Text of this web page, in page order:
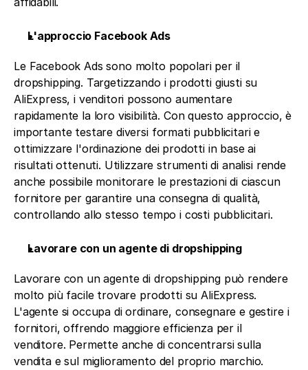
L'approccio Facebook Ads
Le Facebook Ads sono molto popolari per il
dropshipping. Targetizzando i prodotti giusti su
AliExpress, i venditori possono aumentare
rapidamente la loro visibilità. Con questo approccio, è
importante testare diversi formati pubblicitari e
ottimizzare l'ordinazione dei prodotti in base ai
risultati ottenuti. Utilizzare strumenti di analisi rende
anche possibile monitorare le prestazioni di ciascun
fornitore per garantire una consegna di qualità,
controllando allo stesso tempo i costi pubblicitari.
Lavorare con un agente di dropshipping
Lavorare con un agente di dropshipping può rendere
molto più facile trovare prodotti su AliExpress.
L'agente si occupa di ordinare, consegnare e gestire i
fornitori, offrendo maggiore efficienza per il
venditore. Permette anche di concentrarsi sulla
vendita e sul miglioramento del proprio marchio.